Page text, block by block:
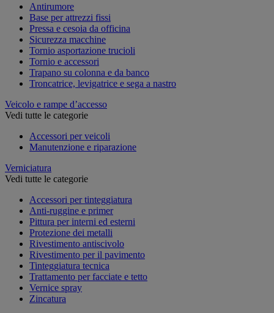
Antirumore
Base per attrezzi fissi
Pressa e cesoia da officina
Sicurezza macchine
Tornio asportazione trucioli
Tornio e accessori
Trapano su colonna e da banco
Troncatrice, levigatrice e sega a nastro
Veicolo e rampe d’accesso
Vedi tutte le categorie
Accessori per veicoli
Manutenzione e riparazione
Verniciatura
Vedi tutte le categorie
Accessori per tinteggiatura
Anti-ruggine e primer
Pittura per interni ed esterni
Protezione dei metalli
Rivestimento antiscivolo
Rivestimento per il pavimento
Tinteggiatura tecnica
Trattamento per facciate e tetto
Vernice spray
Zincatura